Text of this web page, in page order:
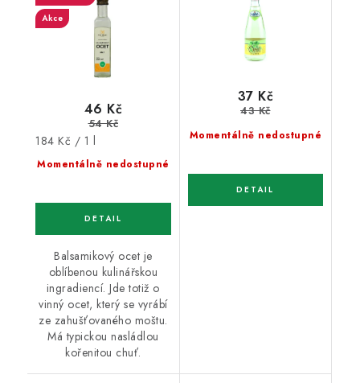
Akce
Momentálně nedostupné
46 Kč
54 Kč
Měrná
cena:
184 Kč / 1 l
Balsamikový ocet je
oblíbenou kulinářskou
ingradiencí. Jde totiž o
vinný ocet, který se vyrábí
ze zahušťovaného moštu.
Má typickou nasládlou
kořenitou chuť.
Momentálně nedostupné
37 Kč
43 Kč